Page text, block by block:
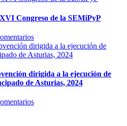
Congreso de la SEMiPyP
dirigida a la ejecución de
de Asturias, 2024